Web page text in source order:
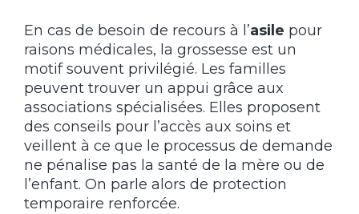
En cas de besoin de recours à l’asile pour
raisons médicales, la grossesse est un
motif souvent privilégié. Les familles
peuvent trouver un appui grâce aux
associations spécialisées. Elles proposent
des conseils pour l’accès aux soins et
veillent à ce que le processus de demande
ne pénalise pas la santé de la mère ou de
l’enfant. On parle alors de protection
temporaire renforcée.